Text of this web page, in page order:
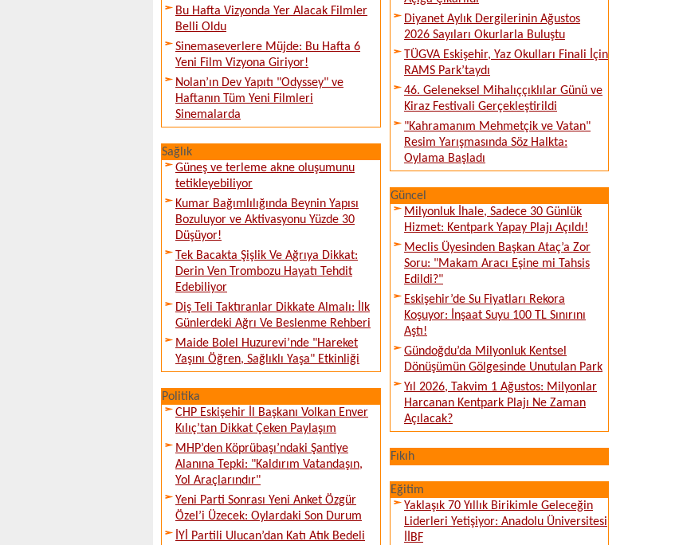
Bu Hafta Vizyonda Yer Alacak Filmler
Belli Oldu
Sinemaseverlere Müjde: Bu Hafta 6
Yeni Film Vizyona Giriyor!
Nolan’ın Dev Yapıtı "Odyssey" ve
Haftanın Tüm Yeni Filmleri
Sinemalarda
Sağlık
Güneş ve terleme akne oluşumunu
tetikleyebiliyor
Kumar Bağımlılığında Beynin Yapısı
Bozuluyor ve Aktivasyonu Yüzde 30
Düşüyor!
Tek Bacakta Şişlik Ve Ağrıya Dikkat:
Derin Ven Trombozu Hayatı Tehdit
Edebiliyor
Diş Teli Taktıranlar Dikkate Almalı: İlk
Günlerdeki Ağrı Ve Beslenme Rehberi
Maide Bolel Huzurevi’nde "Hareket
Yaşını Öğren, Sağlıklı Yaşa" Etkinliği
Politika
CHP Eskişehir İl Başkanı Volkan Enver
Kılıç’tan Dikkat Çeken Paylaşım
MHP’den Köprübaşı’ndaki Şantiye
Alanına Tepki: "Kaldırım Vatandaşın,
Yol Araçlarındır"
Yeni Parti Sonrası Yeni Anket Özgür
Özel’i Üzecek: Oylardaki Son Durum
İYİ Partili Ulucan’dan Katı Atık Bedeli
Diyanet Aylık Dergilerinin Ağustos
2026 Sayıları Okurlarla Buluştu
TÜGVA Eskişehir, Yaz Okulları Finali İçin
RAMS Park’taydı
46. Geleneksel Mihalıççıklılar Günü ve
Kiraz Festivali Gerçekleştirildi
"Kahramanım Mehmetçik ve Vatan"
Resim Yarışmasında Söz Halkta:
Oylama Başladı
Güncel
Milyonluk İhale, Sadece 30 Günlük
Hizmet: Kentpark Yapay Plajı Açıldı!
Meclis Üyesinden Başkan Ataç’a Zor
Soru: "Makam Aracı Eşine mi Tahsis
Edildi?"
Eskişehir’de Su Fiyatları Rekora
Koşuyor: İnşaat Suyu 100 TL Sınırını
Aştı!
Gündoğdu’da Milyonluk Kentsel
Dönüşümün Gölgesinde Unutulan Park
Yıl 2026, Takvim 1 Ağustos: Milyonlar
Harcanan Kentpark Plajı Ne Zaman
Açılacak?
Fıkıh
Eğitim
Yaklaşık 70 Yıllık Birikimle Geleceğin
Liderleri Yetişiyor: Anadolu Üniversitesi
İİBF